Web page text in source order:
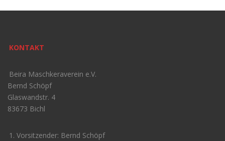
KONTAKT
Beira Maschkeraverein e.V.
Bernd Schöpf
Glaswandstr. 4
83673 Bichl
1. Vorsitzender: Bernd Schöpf